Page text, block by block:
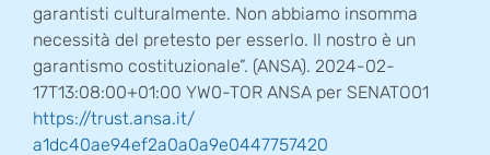
garantisti culturalmente. Non abbiamo insomma
necessità del pretesto per esserlo. Il nostro è un
garantismo costituzionale”. (ANSA). 2024-02-
17T13:08:00+01:00 YW0-TOR ANSA per SENATO01
https://trust.ansa.it/
a1dc40ae94ef2a0a0a9e0447757420